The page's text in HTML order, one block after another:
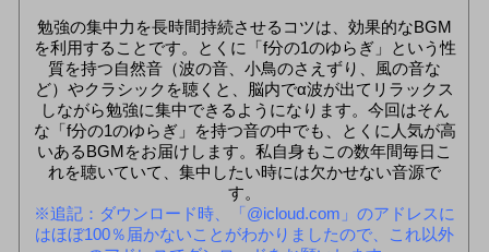
勉強の集中力を長時間持続させるコツは、効果的なBGM
を利用することです。とくに「f分の1のゆらぎ」という性
質を持つ自然音（波の音、小鳥のさえずり、風の音な
ど）やクラシックを聴くと、脳内でα波が出てリラックス
しながら勉強に集中できるようになります。今回はそん
な「f分の1のゆらぎ」を持つ音の中でも、とくに人気が高
いあるBGMをお届けします。私自身もこの数年間毎日こ
れを聴いていて、集中したい時には欠かせない音源で
す。
※追記：ダウンロード時、「@icloud.com」のアドレスに
はほぼ100％届かないことがわかりましたので、これ以外